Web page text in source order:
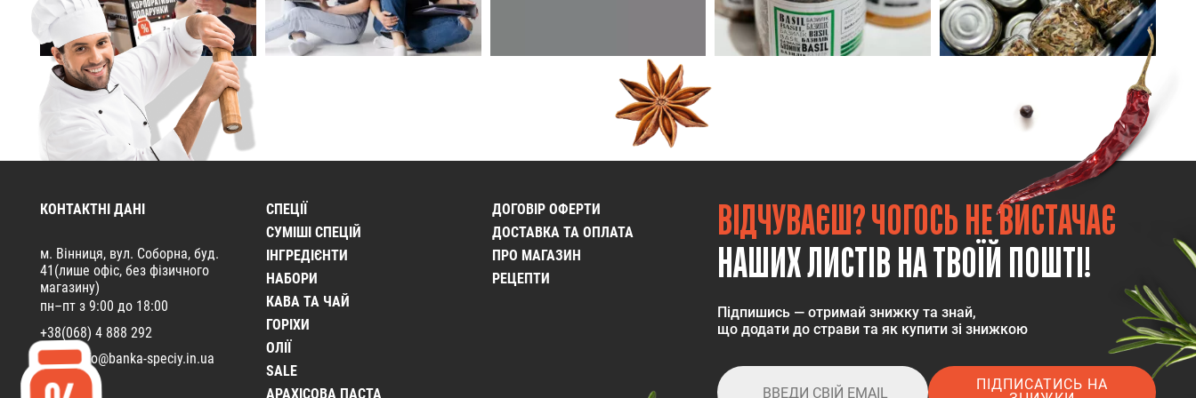
КОНТАКТНІ ДАНІ
м. Вінниця, вул. Соборна, буд.
41(лише офіс, без фізичного
магазину)
пн–пт з 9:00 до 18:00
+38(068) 4 888 292
info@banka-speciy.in.ua
СПЕЦІЇ
CУМІШІ СПЕЦІЙ
ІНГРЕДІЄНТИ
НАБОРИ
КАВА ТА ЧАЙ
ГОРІХИ
ОЛІЇ
SALE
АРАХІСОВА ПАСТА
ДОГОВІР ОФЕРТИ
ДОСТАВКА ТА ОПЛАТА
ПРО МАГАЗИН
РЕЦЕПТИ
ВІДЧУВАЄШ? ЧОГОСЬ НЕ ВИСТАЧАЄ
НАШИХ ЛИСТІВ НА ТВОЇЙ ПОШТІ!
Підпишись — отримай знижку та знай,
що додати до страви та як купити зі знижкою
ПІДПИСАТИСЬ НА